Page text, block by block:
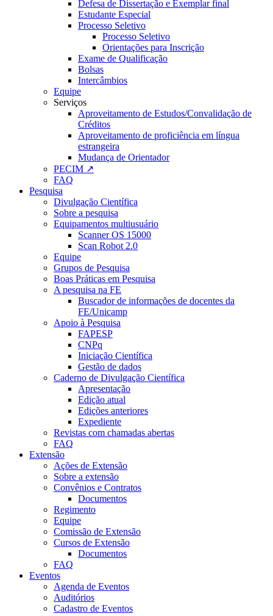
Defesa de Dissertação e Exemplar final
Estudante Especial
Processo Seletivo
Processo Seletivo
Orientações para Inscrição
Exame de Qualificação
Bolsas
Intercâmbios
Equipe
Serviços
Aproveitamento de Estudos/Convalidação de
Créditos
Aproveitamento de proficiência em língua
estrangeira
Mudança de Orientador
PECIM ↗
FAQ
Pesquisa
Divulgação Científica
Sobre a pesquisa
Equipamentos multiusuário
Scanner OS 15000
Scan Robot 2.0
Equipe
Grupos de Pesquisa
Boas Práticas em Pesquisa
A pesquisa na FE
Buscador de informações de docentes da
FE/Unicamp
Apoio à Pesquisa
FAPESP
CNPq
Iniciação Científica
Gestão de dados
Caderno de Divulgação Científica
Apresentação
Edição atual
Edições anteriores
Expediente
Revistas com chamadas abertas
FAQ
Extensão
Ações de Extensão
Sobre a extensão
Convênios e Contratos
Documentos
Regimento
Equipe
Comissão de Extensão
Cursos de Extensão
Documentos
FAQ
Eventos
Agenda de Eventos
Auditórios
Cadastro de Eventos